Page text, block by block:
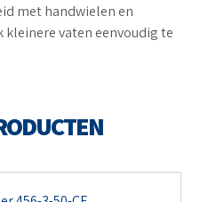
met handwielen en
vaten eenvoudig te